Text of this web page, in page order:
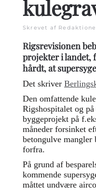
Skrevet af
Rigsrevisionen
projekter i landet,
hårdt, at
Det skriver
Den omfattende
Rigshospitalet og
byggeprojekt på
måneder forsinket
betongulve mangler
forfra.
På grund af
kommende
måttet undvære